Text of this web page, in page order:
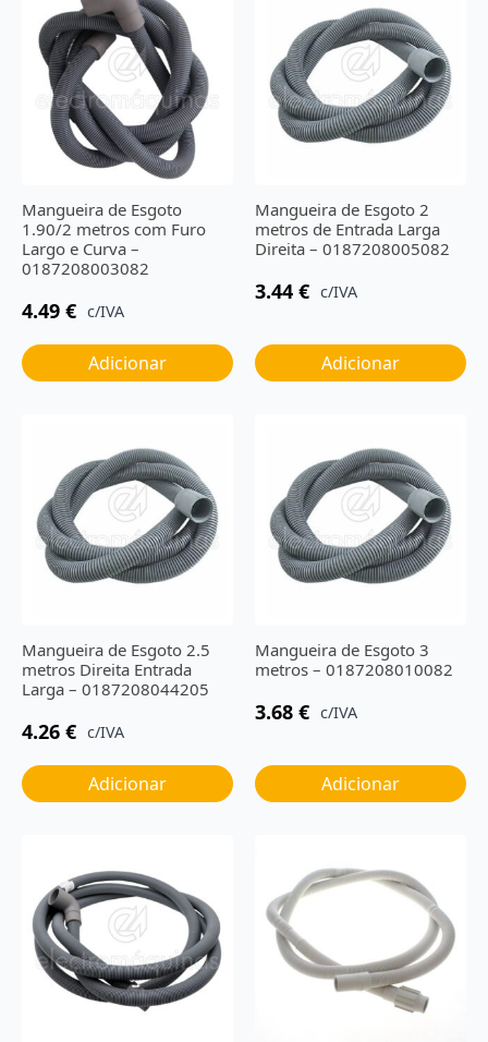
Mangueira de Esgoto
1.90/2 metros com Furo
Largo e Curva –
0187208003082
4.49 € c/IVA
Adicionar
Mangueira de Esgoto 2
metros de Entrada Larga
Direita – 0187208005082
3.44 € c/IVA
Adicionar
Mangueira de Esgoto 2.5
metros Direita Entrada
Larga – 0187208044205
4.26 € c/IVA
Adicionar
Mangueira de Esgoto 3
metros – 0187208010082
3.68 € c/IVA
Adicionar